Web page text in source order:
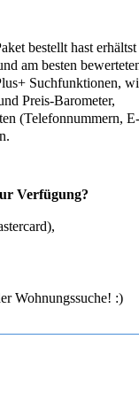
bestellt hast erhältst
am besten
Suchfunktionen,
Preis-Barometer,
(Telefonnummern, E-
Verfügung?
Wohnungssuche! :)